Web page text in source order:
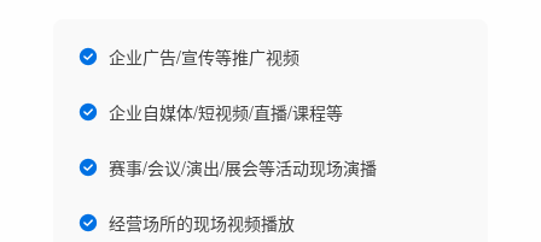
企业广告/宣传等推广视频
企业自媒体/短视频/直播/课程等
赛事/会议/演出/展会等活动现场演播
经营场所的现场视频播放